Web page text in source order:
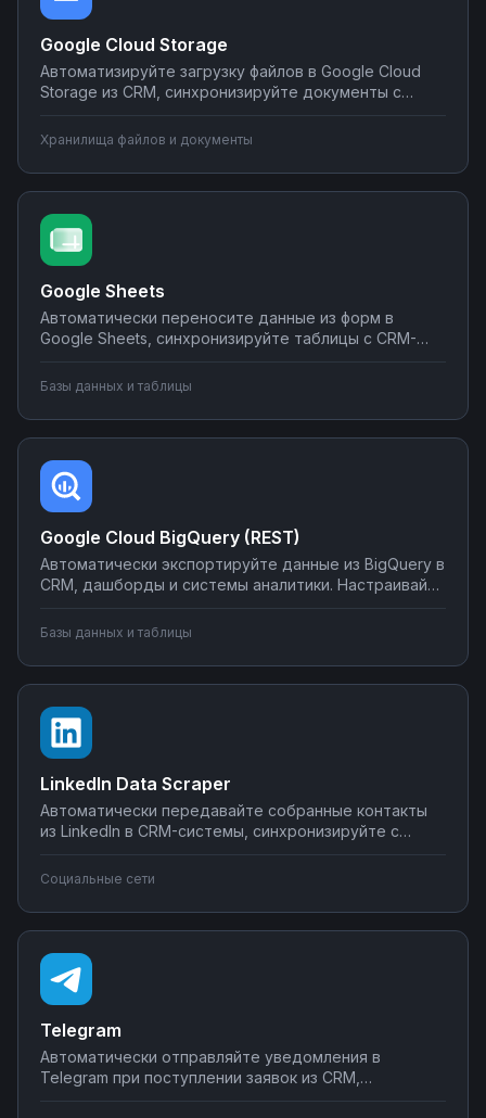
Google Cloud Storage
Автоматизируйте загрузку файлов в Google Cloud
Storage из CRM, синхронизируйте документы с
уведомления о новых файлах в мессенджеры.
Создавайте интеграции облачного хранилища без
программирования на Nodul.
Хранилища файлов и документы
Google Sheets
Автоматически переносите данные из форм в
Google Sheets, синхронизируйте таблицы с CRM-
почте или в мессенджеры. Настраивайте
простых сценариев до сложной автоматизации
аналитики.
Базы данных и таблицы
Google Cloud BigQuery (REST)
Автоматически экспортируйте данные из BigQuery в
CRM, дашборды и системы аналитики. Настраивайте
метрики с внешними сервисами, создавайте
Управляйте интеграциями BigQuery без SQL-
программирования.
Базы данных и таблицы
LinkedIn Data Scraper
Автоматически передавайте собранные контакты
из LinkedIn в CRM-системы, синхронизируйте с
продаж. Настройте интеграции LinkedIn Data Scraper
сложных сценариев обработки лидов.
Социальные сети
Telegram
Автоматически отправляйте уведомления в
Telegram при поступлении заявок из CRM,